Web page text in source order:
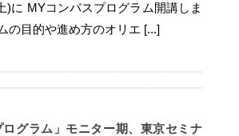
)に MYコンパスプログラム開講しま
の目的や進め方のオリエ [...]
ログラム」モニター期、東京セミナ